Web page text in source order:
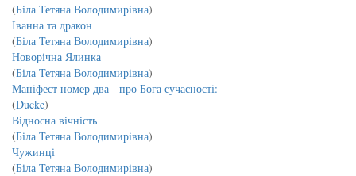
(Біла Тетяна Володимирівна)
Іванна та дракон
(Біла Тетяна Володимирівна)
Новорічна Ялинка
(Біла Тетяна Володимирівна)
Маніфест номер два - про Бога сучасності:
(Ducke)
Відносна вічність
(Біла Тетяна Володимирівна)
Чужинці
(Біла Тетяна Володимирівна)